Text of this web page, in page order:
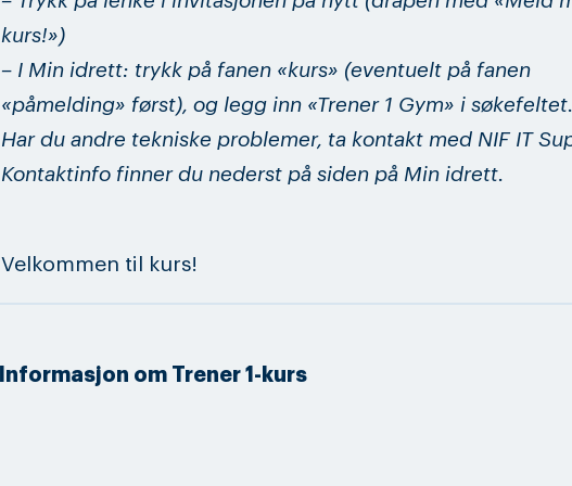
kurs!»)
– I Min idrett: trykk på fanen «kurs» (eventuelt på fanen
«påmelding» først), og legg inn «Trener 1 Gym» i søkefeltet.
Har du andre tekniske problemer, ta kontakt med NIF IT
Kontaktinfo finner du nederst på siden på Min idrett.
Velkommen til kurs!
Informasjon om Trener 1-kurs